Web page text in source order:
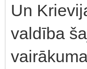
Un
valdība